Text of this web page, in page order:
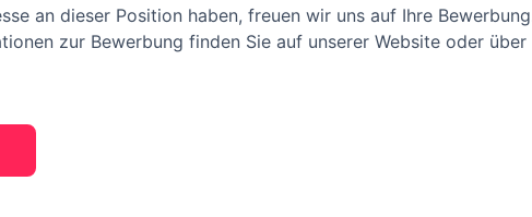
an dieser Position haben, freuen wir uns auf Ihre
zur Bewerbung finden Sie auf unserer Website oder